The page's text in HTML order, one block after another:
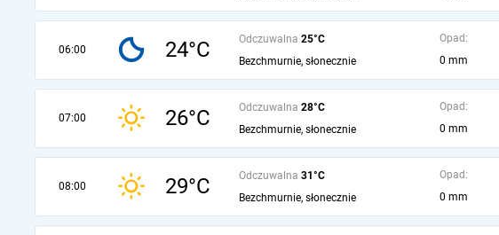
06:00 24°C Odczuwalna 25°C
Bezchmurnie, słonecznie
Opad:
0 mm
07:00 26°C Odczuwalna 28°C
Bezchmurnie, słonecznie
Opad:
0 mm
08:00 29°C Odczuwalna 31°C
Bezchmurnie, słonecznie
Opad:
0 mm